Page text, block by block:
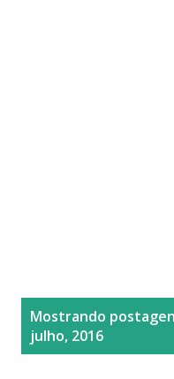
Mostrando
julho, 2016